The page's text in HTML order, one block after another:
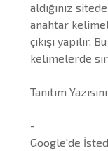
aldığınız
anahtar
çıkışı yapılır.
kelimelerde
Tanıtım
-
Google'de